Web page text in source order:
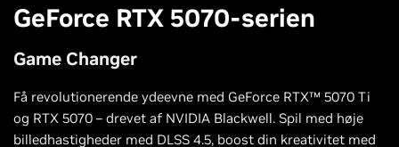
GeForce RTX 5070-serien
Game Changer
Få revolutionerende ydeevne med GeForce RTX™ 5070 Ti
og RTX 5070 – drevet af NVIDIA Blackwell. Spil med høje
billedhastigheder med DLSS 4.5, boost din kreativitet med